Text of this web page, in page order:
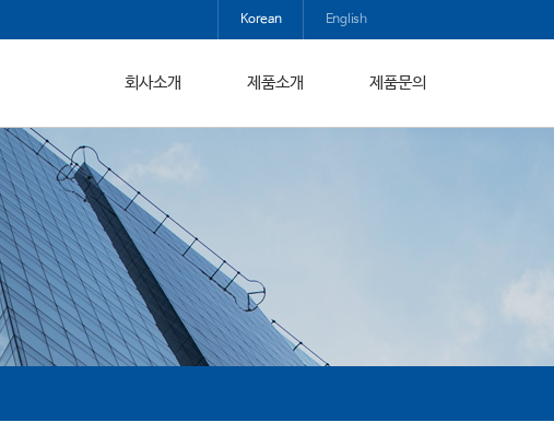
Korean English
회사소개 제품소개 제품문의